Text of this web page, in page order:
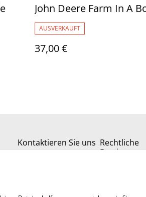
John Deere Farm In A
AUSVERKAUFT
37,00 €
Kontaktieren Sie uns Rechtliche